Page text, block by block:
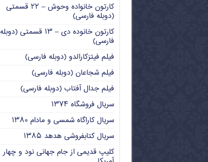
کارتون خانواده وحوش – ۲۲ قسمتی
(دوبله فارسی)
کارتون خانوده دی – ۱۳ قسمتی (دوبله
فارسی)
فیلم فیتزکارالدو (دوبله فارسی)
فیلم شجاعان (دوبله فارسی)
فیلم جدال آفتاب (دوبله فارسی)
سریال فروشگاه ۱۳۷۴
سریال کاراگاه شمسی و مادام ۱۳۸۰
سریال کتابفروشی هدهد ۱۳۸۵
کلیپ قدیمی از جام جهانی نود و چهار